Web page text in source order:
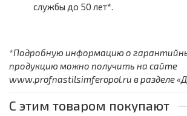
службы до 50 лет*.
*Подробную информацию о
продукцию можно получить на сайте
www.profnastilsimferopol.ru в разделе
С этим товаром покупают